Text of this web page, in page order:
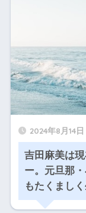
2024年8月14日
吉田麻美は
ー。元旦那
もたくまし